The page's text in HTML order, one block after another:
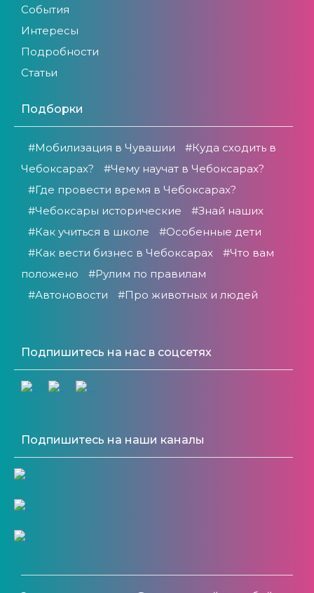
События
Интересы
Подробности
Статьи
Подборки
#Мобилизация в Чувашии
#Куда сходить в
Чебоксарах?
#Чему научат в Чебоксарах?
#Где провести время в Чебоксарах?
#Чебоксары исторические
#Знай наших
#Как учиться в школе
#Особенные дети
#Как вести бизнес в Чебоксарах
#Что вам
положено
#Рулим по правилам
#Автоновости
#Про животных и людей
Подпишитесь на нас в соцсетях
Подпишитесь на наши каналы